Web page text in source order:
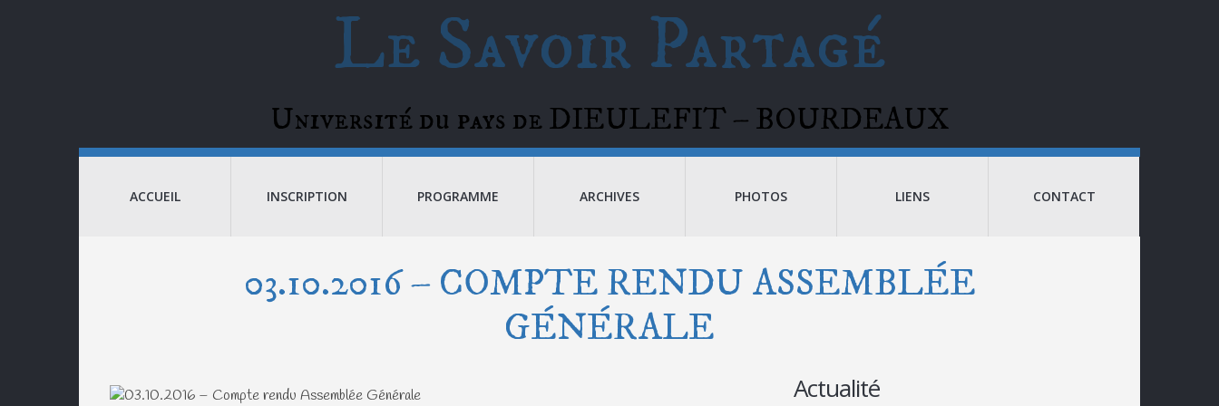
Le Savoir Partagé
Université du pays de DIEULEFIT – BOURDEAUX
ACCUEIL INSCRIPTION PROGRAMME ARCHIVES PHOTOS LIENS CONTACT
03.10.2016 – COMPTE RENDU ASSEMBLÉE
GÉNÉRALE
Actualité